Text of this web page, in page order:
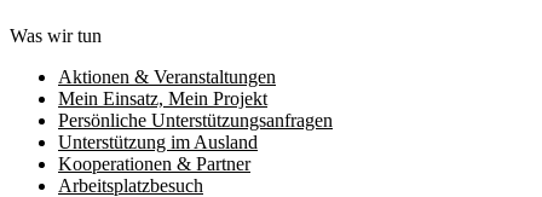
Was wir tun
Aktionen & Veranstaltungen
Mein Einsatz, Mein Projekt
Persönliche Unterstützungsanfragen
Unterstützung im Ausland
Kooperationen & Partner
Arbeitsplatzbesuch